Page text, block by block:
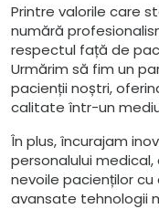
Printre valorile care
numără
respectul față de
Urmărim să fim un
pacienții noștri,
calitate într-un
În plus, încurajam
personalului
nevoile pacienților
avansate tehnologii